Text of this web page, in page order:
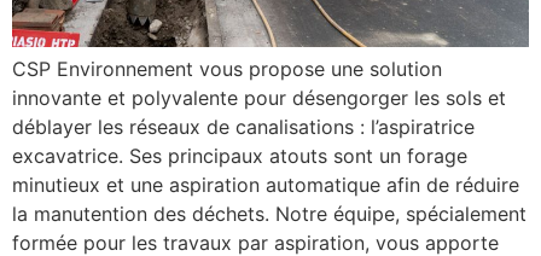
CSP Environnement vous propose une solution
innovante et polyvalente pour désengorger les sols et
déblayer les réseaux de canalisations : l’aspiratrice
excavatrice. Ses principaux atouts sont un forage
minutieux et une aspiration automatique afin de réduire
la manutention des déchets. Notre équipe, spécialement
formée pour les travaux par aspiration, vous apporte